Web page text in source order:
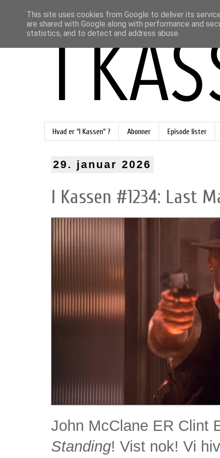
Hvad er "I Kassen" ? Abonner Episode lister
29. januar 2026
I Kassen #1234: Last
John McClane ER Clint
Standing! Vist nok! Vi
This site uses cookies from Google to deliver its
are shared with Google along with performance and
statistics, and to detect and address abuse.